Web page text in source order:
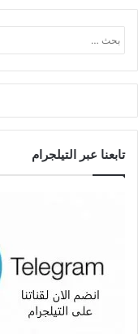
تابعنا عبر التيلجرام